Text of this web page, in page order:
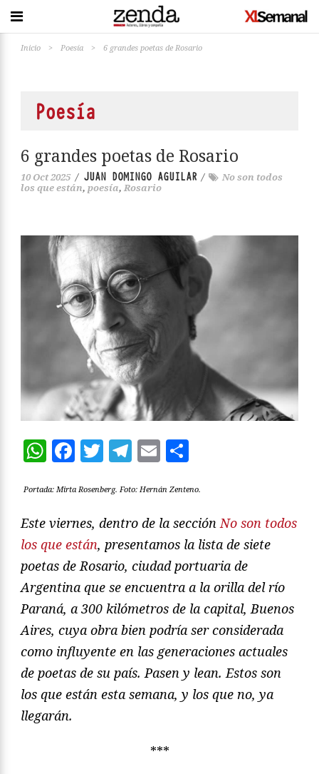
Inicio > Poesía > 6 grandes poetas de Rosario
Poesía
6 grandes poetas de Rosario
10 Oct 2025 / JUAN DOMINGO AGUILAR /
No son todos
los que están, poesía, Rosario
WhatsApp
Facebook
Twitter
Telegram
Email
Portada: Mirta Rosenberg. Foto: Hernán Zenteno.
Este viernes, dentro de la secciónNo son todos
los que están, presentamos la lista de siete
poetas de Rosario, ciudad portuaria de
Argentina que se encuentra a la orilla del río
Paraná, a 300 kilómetros de la capital, Buenos
Aires, cuya obra bien podría ser considerada
como influyente en las generaciones actuales
de poetas de su país. Pasen y lean. Estos son
los que están esta semana, y los que no, ya
llegarán.
***